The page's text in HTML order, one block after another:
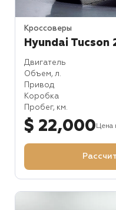
Кроссоверы
Hyundai Tucson
Двигатель
Объем, л.
Привод
Коробка
Пробег, км.
$ 22,000 Цена